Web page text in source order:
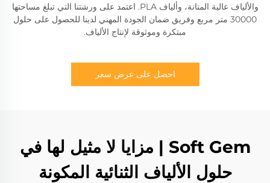
والألياف عالية المتانة، وألياف PLA. اعتمد على ورشتنا التي تبلغ مساحتها
30000 متر مربع وفريق ضمان الجودة المهني لدينا للحصول على حلول
مبتكرة وموثوقة لإنتاج الألياف.
احصل على عرض سعر
Soft Gem | مزايا لا مثيل لها في
حلول الألياف الثنائية المكونة